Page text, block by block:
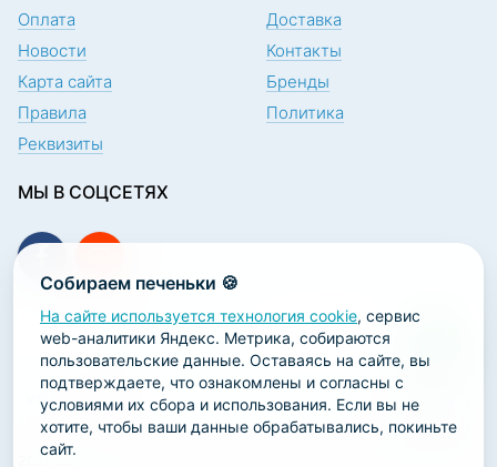
Собираем печеньки 🍪
На сайте используется технология cookie, сервис
web-аналитики Яндекс. Метрика, собираются
пользовательские данные. Оставаясь на сайте, вы
подтверждаете, что ознакомлены и согласны с
условиями их сбора и использования. Если вы не
хотите, чтобы ваши данные обрабатывались, покиньте
сайт.
Оплата
Доставка
Новости
Контакты
Карта сайта
Бренды
Правила
Политика
Реквизиты
МЫ В СОЦСЕТЯХ
ПОДПИСКА НА НОВОСТИ
2026 ООО «Научно-производственная лаборатория